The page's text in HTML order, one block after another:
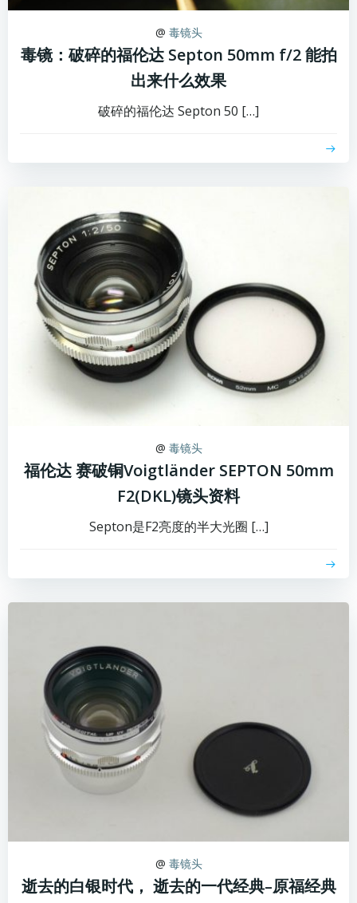
@ 毒镜头
毒镜：破碎的福伦达 Septon 50mm f/2 能拍
出来什么效果
破碎的福伦达 Septon 50 […]
@ 毒镜头
福伦达 赛破铜Voigtländer SEPTON 50mm
F2(DKL)镜头资料
Septon是F2亮度的半大光圈 […]
@ 毒镜头
逝去的白银时代， 逝去的一代经典–原福经典